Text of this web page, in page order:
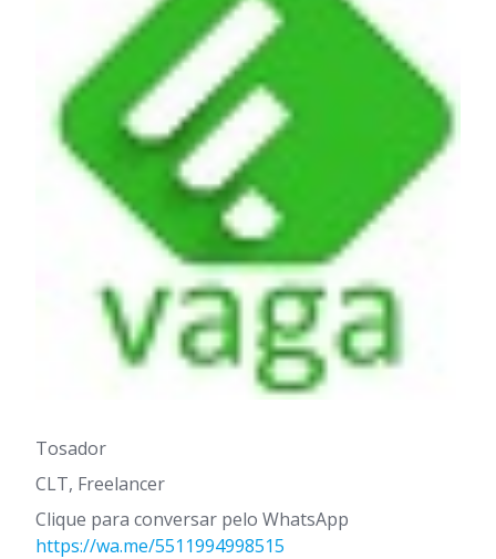
Tosador
CLT, Freelancer
Clique para conversar pelo WhatsApp
https://wa.me/5511994998515